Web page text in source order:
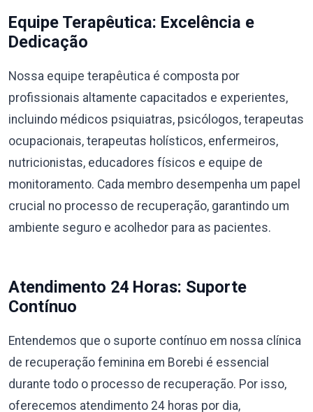
Equipe Terapêutica: Excelência e
Dedicação
Nossa equipe terapêutica é composta por
profissionais altamente capacitados e experientes,
incluindo médicos psiquiatras, psicólogos, terapeutas
ocupacionais, terapeutas holísticos, enfermeiros,
nutricionistas, educadores físicos e equipe de
monitoramento. Cada membro desempenha um papel
crucial no processo de recuperação, garantindo um
ambiente seguro e acolhedor para as pacientes.
Atendimento 24 Horas: Suporte
Contínuo
Entendemos que o suporte contínuo em nossa clínica
de recuperação feminina em Borebi é essencial
durante todo o processo de recuperação. Por isso,
oferecemos atendimento 24 horas por dia,